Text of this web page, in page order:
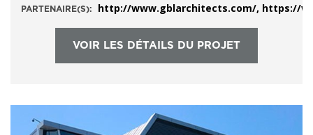
PARTENAIRE(S): http://www.gblarchitects.com/, https://
VOIR LES DÉTAILS DU PROJET